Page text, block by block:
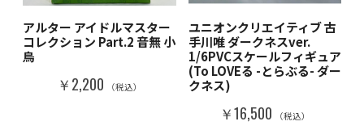
アルター アイドルマスター
コレクション Part.2 音無 小
鳥
￥2,200 （税込）
ユニオンクリエイティブ 古
手川唯 ダークネスver.
1/6PVCスケールフィギュア
(To LOVEる -とらぶる- ダー
クネス)
￥16,500 （税込）